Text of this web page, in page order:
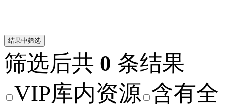
结果中筛选
筛选后共 0 条结果
VIP库内资源 含有全